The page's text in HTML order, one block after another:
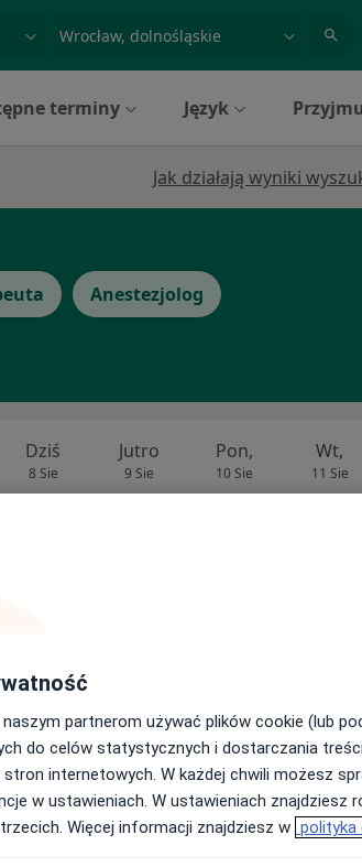
nazwiskomiasto lub dzielnica
terminy Język
Jak działają wyniki
Anestezjolog
Dziś
8 Sie
Jutro
9 Sie
Pon,
10 Sie
Wt,
11 Sie
Pon, Wt,
partnerom używać plików cookie (lub
do celów statystycznych i dostarczania
internetowych. W każdej chwili możesz
w ustawieniach. W ustawieniach znajdziesz
Więcej informacji znajdziesz w polityka